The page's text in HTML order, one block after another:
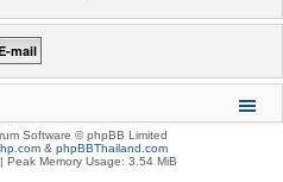
Software © phpBB Limited
& phpBBThailand.com
| Peak Memory Usage: 3.54 MiB